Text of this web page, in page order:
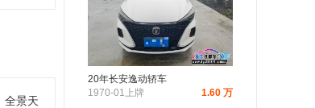
全景天
20年长安逸动轿车
1970-01上牌
1.60 万